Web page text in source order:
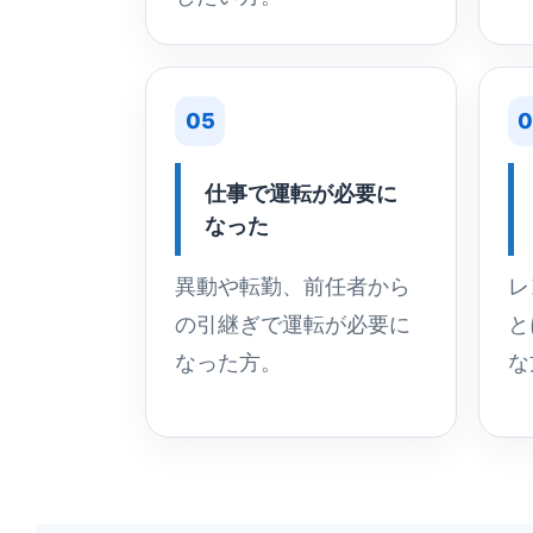
05
仕事で運転が必要に
なった
異動や転勤、前任者から
の引継ぎで運転が必要に
なった方。